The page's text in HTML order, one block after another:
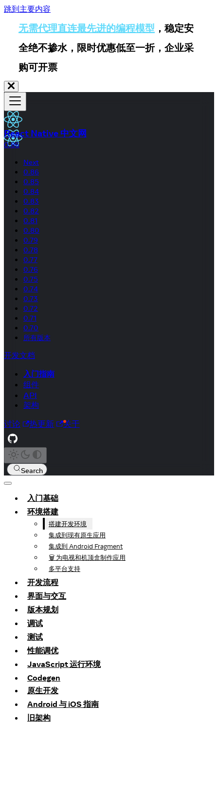
跳到主要内容
无需代理直连最先进的编程模型 ，稳定安
全绝不掺水，限时优惠低至一折，企业采
购可开票
React Native 中文网
0.86
Next
0.86
0.85
0.84
0.83
0.82
0.81
0.80
0.79
0.78
0.77
0.76
0.75
0.74
0.73
0.72
0.71
0.70
所有版本
开发文档
入门指南
组件
API
架构
讨论 热更新 关于
Search
入门基础
环境搭建
搭建开发环境
集成到现有原生应用
集成到 Android Fragment
🗑️ 为电视和机顶盒制作应用
多平台支持
开发流程
界面与交互
版本规划
调试
测试
性能调优
JavaScript 运行环境
Codegen
原生开发
Android 与 iOS 指南
旧架构